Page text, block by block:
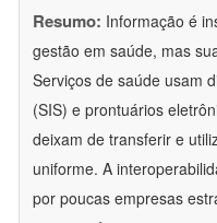
Resumo: Informação é
gestão em saúde, mas
Serviços de saúde usam
(SIS) e prontuários
deixam de transferir e
uniforme. A
por poucas empresas